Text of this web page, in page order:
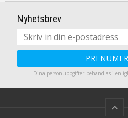
Sladdställ ingår ej.
Nyhetsbrev
Dina personuppgifter behandlas i
keyboard_arrow_up